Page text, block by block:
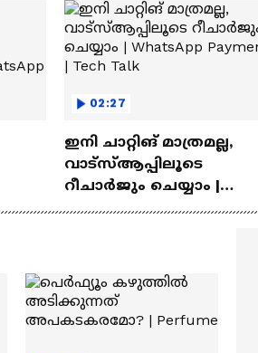
02:27
ഇനി ചാറ്റിങ് മാത്രമല്ല,
വാട്‌സ്‌ആപ്പിലൂടെ
റീചാർജും ചെയ്യാം |